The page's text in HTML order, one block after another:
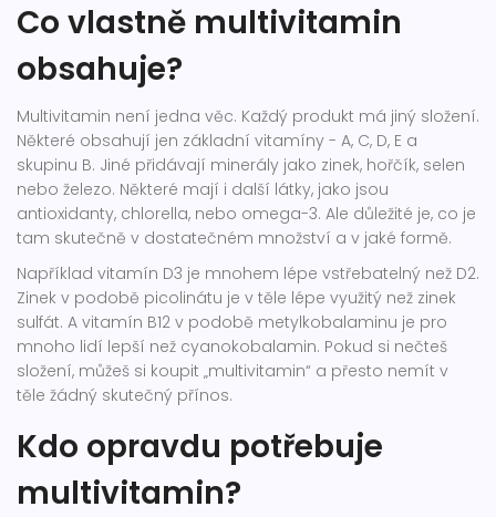
Co vlastně multivitamin
obsahuje?
Multivitamin není jedna věc. Každý produkt má jiný složení.
Některé obsahují jen základní vitamíny - A, C, D, E a
skupinu B. Jiné přidávají minerály jako zinek, hořčík, selen
nebo železo. Některé mají i další látky, jako jsou
antioxidanty, chlorella, nebo omega-3. Ale důležité je, co je
tam skutečně v dostatečném množství a v jaké formě.
Například vitamín D3 je mnohem lépe vstřebatelný než D2.
Zinek v podobě picolinátu je v těle lépe využitý než zinek
sulfát. A vitamín B12 v podobě metylkobalaminu je pro
mnoho lidí lepší než cyanokobalamin. Pokud si nečteš
složení, můžeš si koupit „multivitamin“ a přesto nemít v
těle žádný skutečný přínos.
Kdo opravdu potřebuje
multivitamin?